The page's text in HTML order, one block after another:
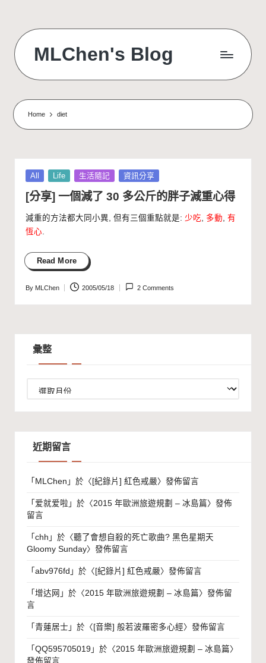
content
MLChen's Blog
Home diet
Posted
All Life 生活隨記 資訊分享
[分享] 一個減了 30 多公斤的胖子減重心得
減重的方法都大同小異, 但有三個重點就是: 少吃 多動 有
恆心
Read More
Posted
by
By MLChen 2005/05/18 2 Comments
彙整
近期留言
「 MLChen 」於〈 [紀錄片] 紅色戒嚴〉發佈留言
「 爱就爱啦 」於〈2015 年歐洲旅遊規劃 – 冰島篇〉發佈
留言
「 chh 」於〈聽了會想自殺的死亡歌曲? 黑色星期天
Gloomy Sunday〉發佈留言
「 abv976fd 」於〈 [紀錄片] 紅色戒嚴〉發佈留言
「 增达网 」於〈2015 年歐洲旅遊規劃 – 冰島篇〉發佈留
言
「 青蓮居士 」於〈 [音樂] 般若波羅密多心經〉發佈留言
「 QQ595705019 」於〈2015 年歐洲旅遊規劃 – 冰島篇〉
發佈留言